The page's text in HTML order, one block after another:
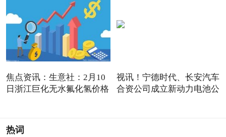
焦点资讯：生意社：2月10
日浙江巨化无水氟化氢价格
视讯！宁德时代、长安汽车
合资公司成立新动力电池公
热词